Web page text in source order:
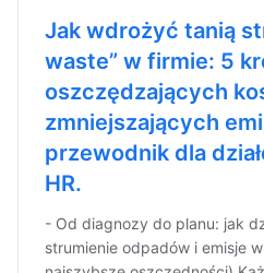
Jak wdrożyć tanią
waste” w firmie: 5
oszczędzających
zmniejszających
przewodnik dla
HR.
- Od diagnozy do planu: jak
strumienie odpadów i emisje